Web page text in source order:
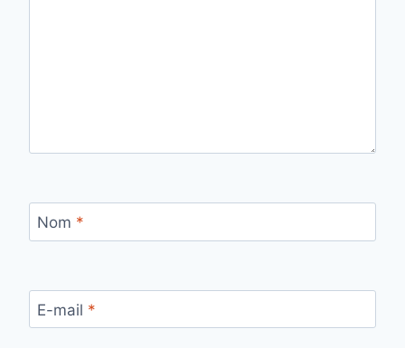
Nom *
E-mail *